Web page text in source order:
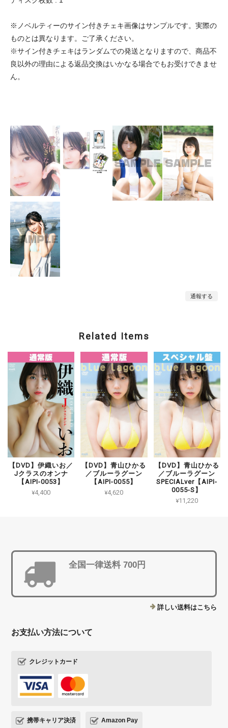
※ノベルティーのサイン付きチェキ画像はサンプルです。実際の
ものとは異なります。ご了承ください。
※サイン付きチェキはランダムでの発送となりますので、商品不
良以外の理由による返品交換はいかなる場合でもお受けできませ
ん。
通報する
Related Items
【DVD】伊織いお／
Jクラスのオンナ
【AIPI-0053】
¥4,400
【DVD】青山ひかる
／ブルーラグーン
【AIPI-0055】
¥4,620
【DVD】青山ひかる
／ブルーラグーン
SPECIALver【AIPI-
0055-S】
¥11,220
全国一律送料 700円
詳しい送料はこちら
お支払い方法について
クレジットカード
携帯キャリア決済 Amazon Pay